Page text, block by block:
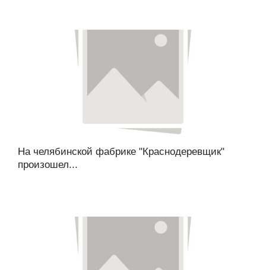
На челябинской фабрике "Краснодеревщик"
произошел...